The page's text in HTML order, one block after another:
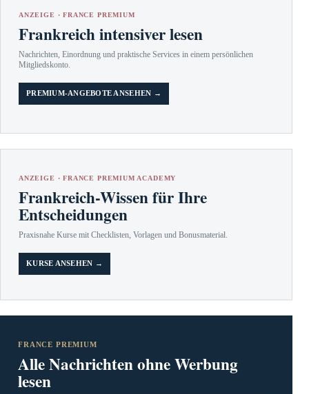
ANZEIGE · FRANCE PREMIUM
Frankreich intensiver lesen
Nachrichten, Einordnung und praktische Services in einem persönlichen
Mitgliedskonto.
PREMIUM-ANGEBOTE ANSEHEN →
ANZEIGE · FRANCE PREMIUM ACADEMY
Frankreich-Wissen für Ihre
Entscheidungen
Praxisnahe Kurse mit Checklisten, Vorlagen und Bonusmaterial.
KURSE ANSEHEN →
FRANCE PREMIUM
Alle Nachrichten ohne Werbung
lesen